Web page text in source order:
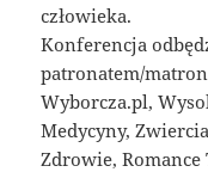
człowieka.
Konferencja
patronatem/
Wyborcza.pl,
Medycyny,
Zdrowie, Romance